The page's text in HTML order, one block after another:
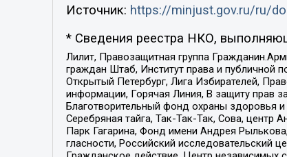
Источник: https://minjust.gov.ru/ru/
* Сведения реестра НКО,
Лилит, Правозащитная группа
граждан Штаб, Институт права и
Открытый Петербург, Лига Избирателей,
информации, Горячая Линия, В защиту прав
Благотворительный фонд охраны здоровья
Серебряная тайга, Так-Так-Так, Сова,
Парк Гагарина, Фонд имени Андрея
гласности, Российский исследовательский